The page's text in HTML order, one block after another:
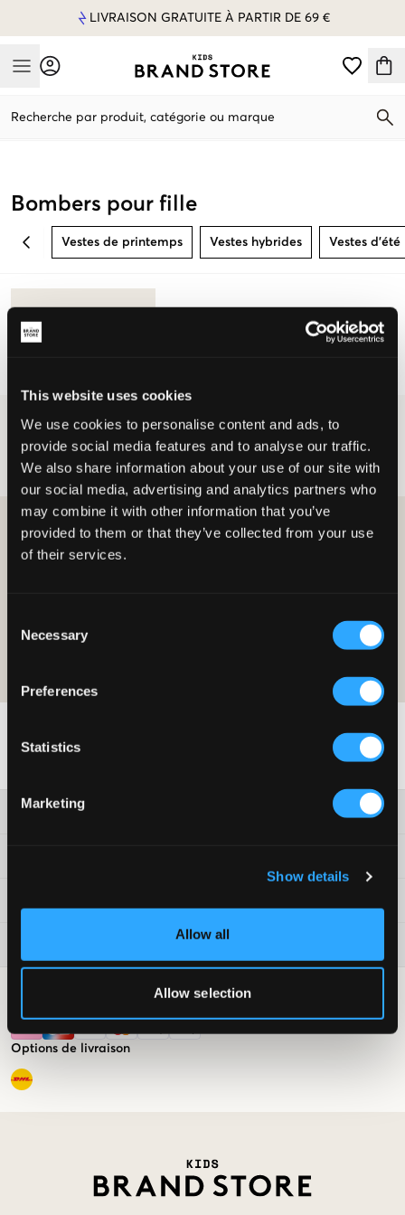
This website uses cookies
We use cookies to personalise content and ads, to
provide social media features and to analyse our traffic.
We also share information about your use of our site with
our social media, advertising and analytics partners who
may combine it with other information that you’ve
provided to them or that they’ve collected from your use
of their services.
Selection
Necessary
Preferences
Statistics
Marketing
Show details
Allow all
Allow selection
LIVRAISON GRATUITE À PARTIR DE 69 €
Mobile Menu
Recherche par produit, catégorie ou marque
Fille Vêtements d’extérieur Vestes Bombers
Bombers pour fille
Bombers pour fille
BACK Vestes de printemps Vestes hybrides Vestes d’été
DEVENEZ MEMBRE ET OBTENEZ 10 % DE RÉDUCTION
SUR VOS ACHATS !
L'offre est valable sur votre premier achat en tant que membre et sur
les prix habituels. La réduction n'est pas cumulable avec d'autres offres.
conditions d'adhésion et
Service clientèle
Options de livraison